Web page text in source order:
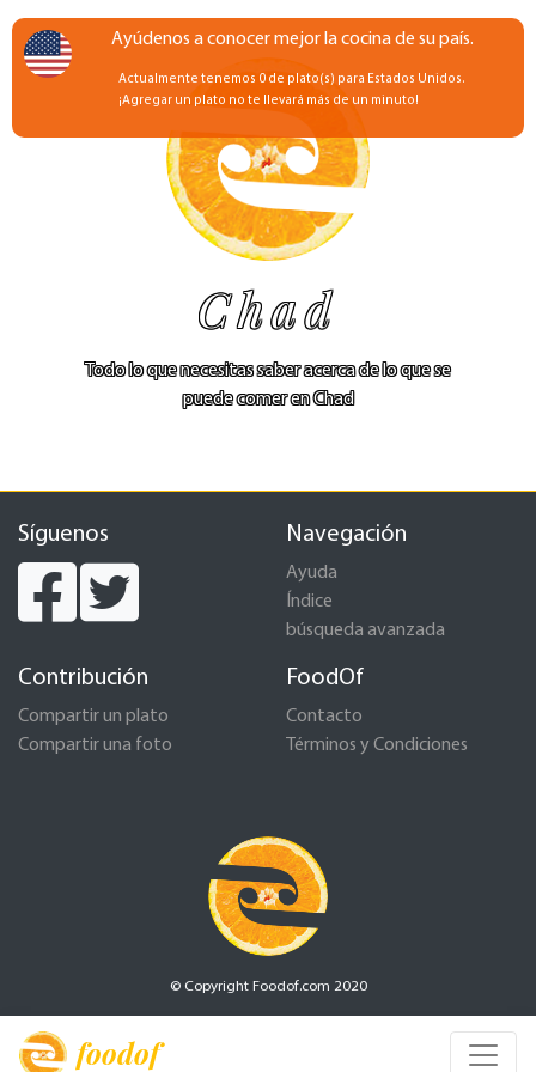
foodof
Chad
Todo lo que necesitas saber acerca de lo que se
puede comer en Chad
Síguenos Navegación
Ayuda
Índice
búsqueda avanzada
Contribución
Compartir un plato
Compartir una foto
FoodOf
Contacto
Términos y Condiciones
© Copyright Foodof.com 2020
Ayúdenos a conocer mejor la cocina de su país.
Actualmente tenemos 0 de plato(s) para Estados Unidos.
¡Agregar un plato no te llevará más de un minuto!